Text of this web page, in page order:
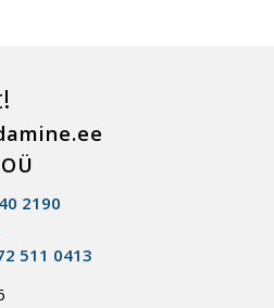
2190
511 0413